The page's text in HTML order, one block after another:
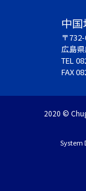
中
〒
広島
TEL
FAX
2020 ©
System